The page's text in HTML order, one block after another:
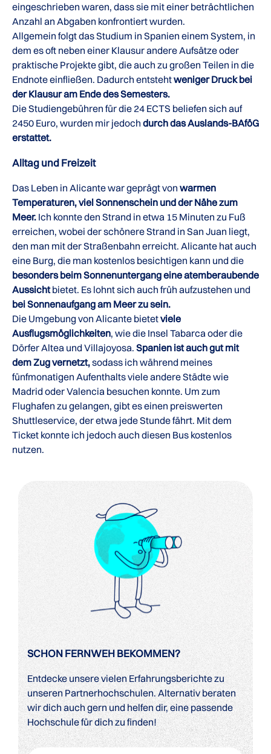
eingeschrieben waren, dass sie mit einer beträchtlichen
Anzahl an Abgaben konfrontiert wurden.
Allgemein folgt das Studium in Spanien einem System, in
dem es oft neben einer Klausur andere Aufsätze oder
praktische Projekte gibt, die auch zu großen Teilen in die
Endnote einfließen. Dadurch entstehtweniger Druck bei
der Klausur am Ende des Semesters.
Die Studiengebühren für die 24 ECTS beliefen sich auf
2450 Euro, wurden mir jedoch durch das Auslands-BAföG
erstattet.
Alltag und Freizeit
Das Leben in Alicante war geprägt von warmen
Temperaturen, viel Sonnenschein und der Nähe zum
Meer. Ich konnte den Strand in etwa 15 Minuten zu Fuß
erreichen, wobei der schönere Strand in San Juan liegt,
den man mit der Straßenbahn erreicht. Alicante hat auch
eine Burg, die man kostenlos besichtigen kann und die
besonders beim Sonnenuntergang eine atemberaubende
Aussichtbietet. Es lohnt sich auch früh aufzustehen und
bei Sonnenaufgang am Meer zu sein.
Die Umgebung von Alicante bietetviele
Ausflugsmöglichkeiten, wie die Insel Tabarca oder die
Dörfer Altea und Villajoyosa. Spanien ist auch gut mit
dem Zug vernetzt,sodass ich während meines
fünfmonatigen Aufenthalts viele andere Städte wie
Madrid oder Valencia besuchen konnte. Um zum
Flughafen zu gelangen, gibt es einen preiswerten
Shuttleservice, der etwa jede Stunde fährt. Mit dem
Ticket konnte ich jedoch auch diesen Bus kostenlos
nutzen.
SCHON FERNWEH BEKOMMEN?
Entdecke unsere vielen Erfahrungsberichte zu
unseren Partnerhochschulen. Alternativ beraten
wir dich auch gern und helfen dir, eine passende
Hochschule für dich zu finden!